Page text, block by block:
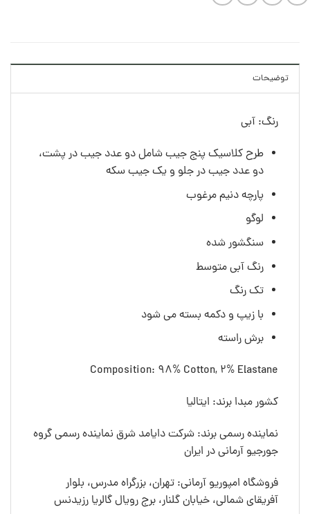
توضیحات
رنگ: آبی
طرح کلاسیک پنج جیب شامل دو عدد جیب در پشت،
دو عدد جیب در جلو و یک جیب سکه
پارچه دنیم مرغوب
لوگو
سنگشور شده
رنگ آبی متوسط
تک رنگ
با زیپ و دکمه بسته می شود
برش راسته
Composition: 98% Cotton, 2% Elastane
کشور مبدا برند: ایتالیا
نماینده رسمی برند: شرکت دایامد شرق نماینده رسمی گروه
جورجیو آرمانی در ایران
فروشگاه امپوریو آرمانی: تهران، بزرگراه مدرس، بلوار
آفریقای شمالی، خیابان گلنار، برج رویال گالریا رزیدنس